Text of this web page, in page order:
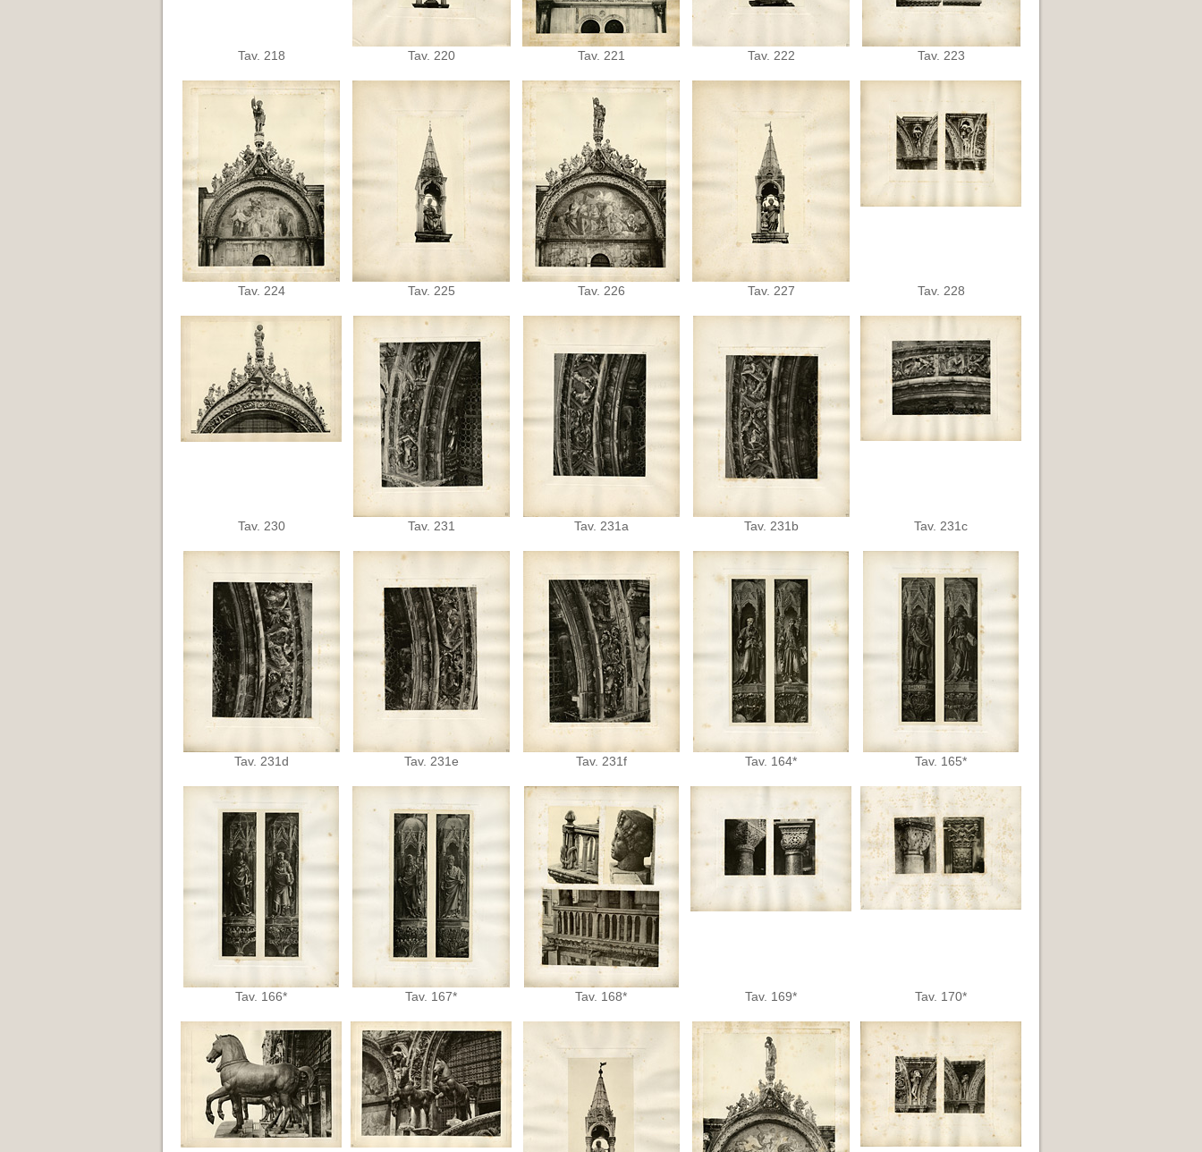
Tav. 218 Tav. 220 Tav. 221 Tav. 222 Tav. 223
Tav. 224 Tav. 225 Tav. 226 Tav. 227 Tav. 228
Tav. 230 Tav. 231 Tav. 231a Tav. 231b Tav. 231c
Tav. 231d Tav. 231e Tav. 231f Tav. 164* Tav. 165*
Tav. 166* Tav. 167* Tav. 168* Tav. 169* Tav. 170*